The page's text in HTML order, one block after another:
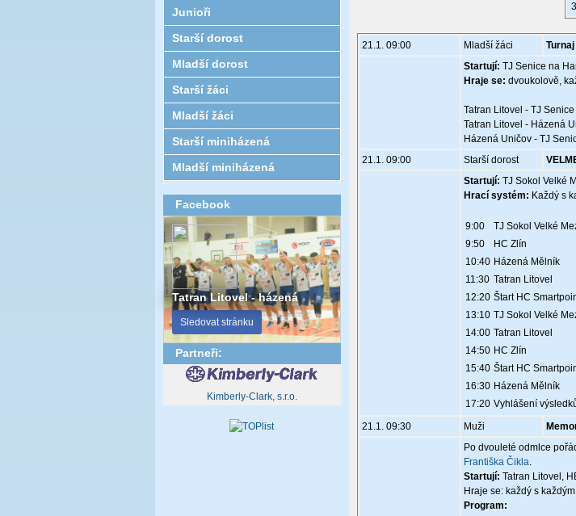
21.1. 09:00 Mladší žáci
Startují: TJ Senice na
Hraje se: dvoukolově,
Tatran Litovel - TJ
Tatran Litovel - Házená
Házená Uničov - TJ
21.1. 09:00
Starší dorost
Startují: TJ Sokol Velké
Hrací systém: Každý s
9:00 TJ Sokol Velké
9:50
HC Zlín
10:40 Házená Mělník
11:30 Tatran Litovel
12:20 Štart HC
13:10 TJ Sokol Velké
14:00 Tatran Litovel
14:50 HC Zlín
15:40 Štart HC
16:30 Házená Mělník
17:20 Vyhlášení
21.1. 09:30
Muži
Po dvouleté odmlce
Františka Čikla.
Startují: Tatran Litovel,
Hraje se: každý s
Program:
Junioři
Starší dorost
Mladší dorost
Starší žáci
Mladší žáci
Starší miniházená
Mladší miniházená
Facebook
Tatran Litovel - házená
Sledovat stránku
Partneři:
Kimberly-Clark, s.r.o.